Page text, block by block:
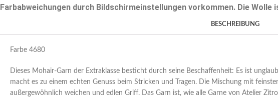
Farbabweichungen durch Bildschirmeinstellungen vorkommen. Die Wolle
BESCHREIBUNG
Farbe 4680
Dieses Mohair-Garn der Extraklasse besticht durch seine Beschaffenheit: Es ist
macht es zu einem echten Genuss beim Stricken und Tragen. Die Mischung mit
außergewöhnlich weichen und edlen Griff. Das Garn ist, wie alle Garne von Atelier